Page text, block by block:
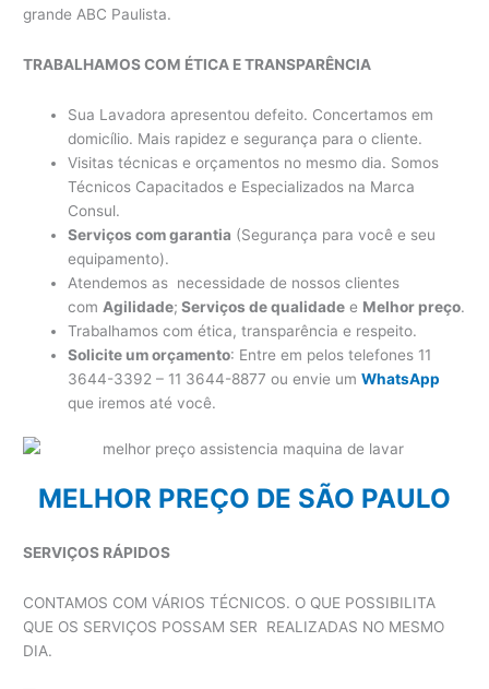
grande ABC Paulista.
TRABALHAMOS COM ÉTICA E TRANSPARÊNCIA
Sua Lavadora apresentou defeito. Concertamos em
domicílio. Mais rapidez e segurança para o cliente.
Visitas técnicas e orçamentos no mesmo dia. Somos
Técnicos Capacitados e Especializados na Marca
Consul.
Serviços com garantia (Segurança para você e seu
equipamento).
Atendemos as necessidade de nossos clientes
com Agilidade; Serviços de qualidade e Melhor preço.
Trabalhamos com ética, transparência e respeito.
Solicite um orçamento: Entre em pelos telefones 11
3644-3392 – 11 3644-8877 ou envie umWhatsApp
que iremos até você.
MELHOR PREÇO DE SÃO PAULO
SERVIÇOS RÁPIDOS
CONTAMOS COM VÁRIOS TÉCNICOS. O QUE POSSIBILITA
QUE OS SERVIÇOS POSSAM SER REALIZADAS NO MESMO
DIA.